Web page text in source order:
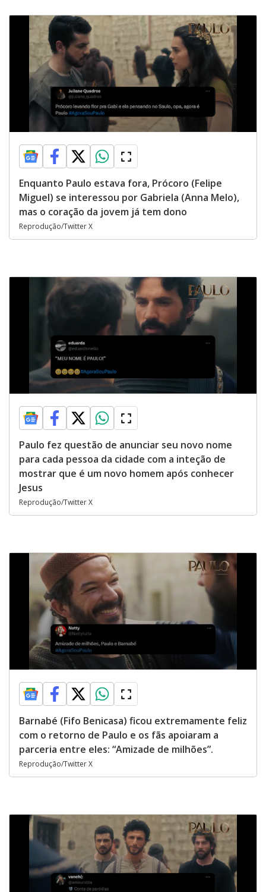
Enquanto Paulo estava fora, Prócoro (Felipe
Miguel) se interessou por Gabriela (Anna Melo),
mas o coração da jovem já tem dono
Reprodução/Twitter X
Paulo fez questão de anunciar seu novo nome
para cada pessoa da cidade com a inteção de
mostrar que é um novo homem após conhecer
Jesus
Reprodução/Twitter X
Barnabé (Fifo Benicasa) ficou extremamente feliz
com o retorno de Paulo e os fãs apoiaram a
parceria entre eles: “Amizade de milhões”.
Reprodução/Twitter X